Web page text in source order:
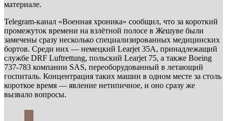
материале.
Telegram-канал «Военная хроника» сообщил, что за короткий
промежуток времени на взлётной полосе в Жешуве были
замечены сразу несколько специализированных медицинских
бортов. Среди них — немецкий Learjet 35A, принадлежащий
службе DRF Luftrettung, польский Learjet 75, а также Boeing
737-783 компании SAS, переоборудованный в летающий
госпиталь. Концентрация таких машин в одном месте за столь
короткое время — явление нетипичное, и оно сразу же
вызвало вопросы.